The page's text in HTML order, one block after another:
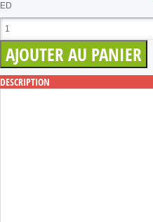
ED
DESCRIPTION